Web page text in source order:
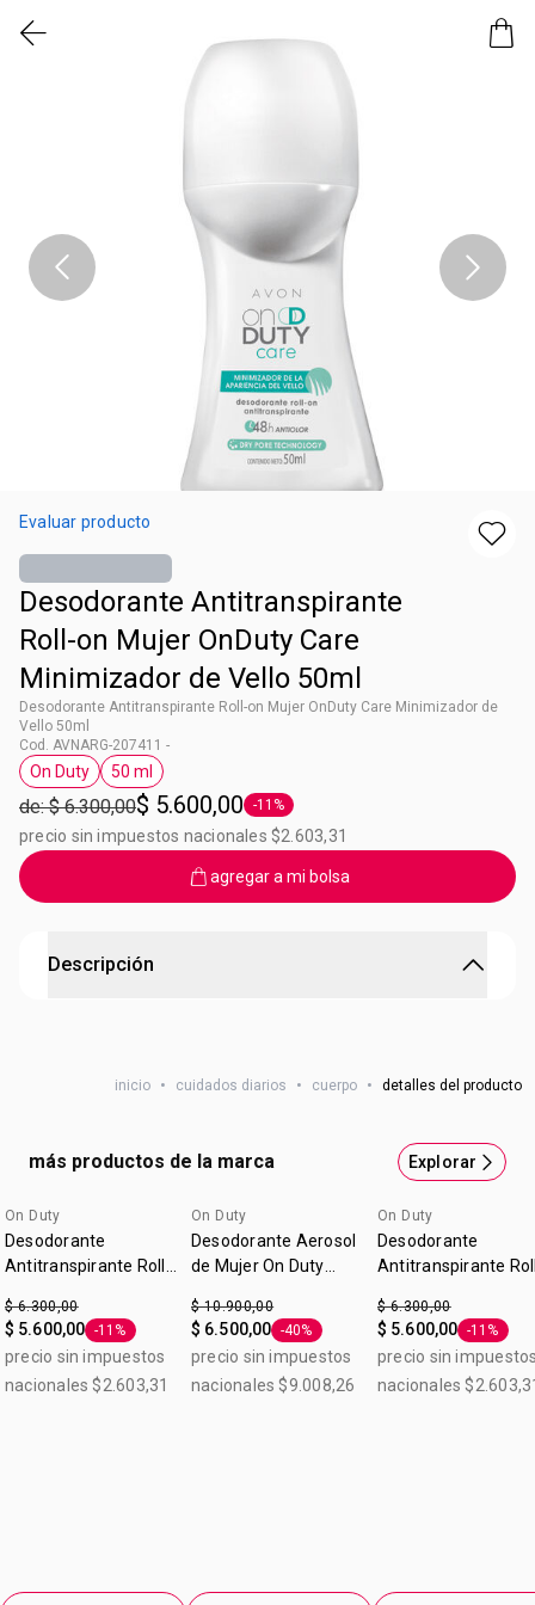
Evaluar producto
Desodorante Antitranspirante
Roll-on Mujer OnDuty Care
Minimizador de Vello 50ml
Desodorante Antitranspirante Roll-on Mujer OnDuty Care Minimizador de
Vello 50ml
Cod. AVNARG-207411 -
Etiqueta On Duty
On Duty
Etiqueta 50 ml
50 ml
de: $ 6.300,00$ 5.600,00 Etiqueta -11%
-11%
precio sin impuestos nacionales $2.603,31
agregar a mi bolsa
Descripción
¡Minimizá el pelo de tus axilas y protegelas! Desodorante
antitranspirante roll-on 50ml . Origen: Argentina.
inicio • cuidados diarios • cuerpo • detalles del producto
más productos de la marca Explorar
On Duty
Desodorante
Antitranspirante Roll-
Aclarador 50ml
$ 6.300,00
$ 5.600,00 Etiqueta -11%
-11%
precio sin impuestos
nacionales $2.603,31
On Duty
Desodorante Aerosol
de Mujer On Duty
$ 10.900,00
$ 6.500,00 Etiqueta -40%
-40%
precio sin impuestos
nacionales $9.008,26
On Duty
Desodorante
Antitranspirante
50ml
$ 6.300,00
$ 5.600,00 Etiqueta -
-11%
precio sin
nacionales